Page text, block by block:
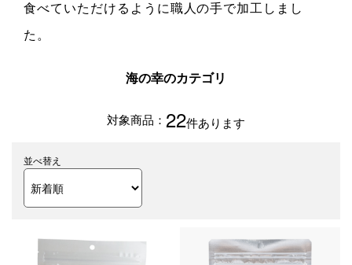
食べていただけるように職人の手で加工しまし
た。
海の幸のカテゴリ
22件あります
並べ替え